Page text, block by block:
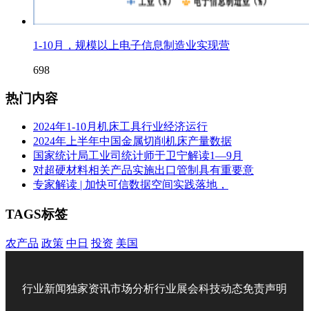
1-10月，规模以上电子信息制造业实现营
698
热门内容
2024年1-10月机床工具行业经济运行
2024年上半年中国金属切削机床产量数据
国家统计局工业司统计师于卫宁解读1—9月
对超硬材料相关产品实施出口管制具有重要意
专家解读 | 加快可信数据空间实践落地，
TAGS标签
农产品 政策 中日 投资 美国
行业新闻独家资讯市场分析行业展会科技动态免责声明